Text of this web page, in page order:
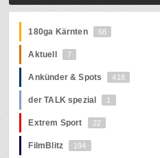
180ga Kärnten 68
Aktuell 7
Ankünder & Spots 418
der TALK spezial 1
Extrem Sport 22
FilmBlitz 194